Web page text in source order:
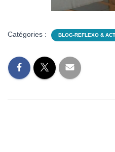
Catégories : BLOG-REFLEXO &